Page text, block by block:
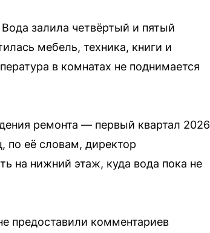
залила четвёртый и пятый
мебель, техника, книги и
в комнатах не поднимается
ремонта — первый квартал 2026
по её словам, директор
на нижний этаж, куда вода пока не
предоставили комментариев